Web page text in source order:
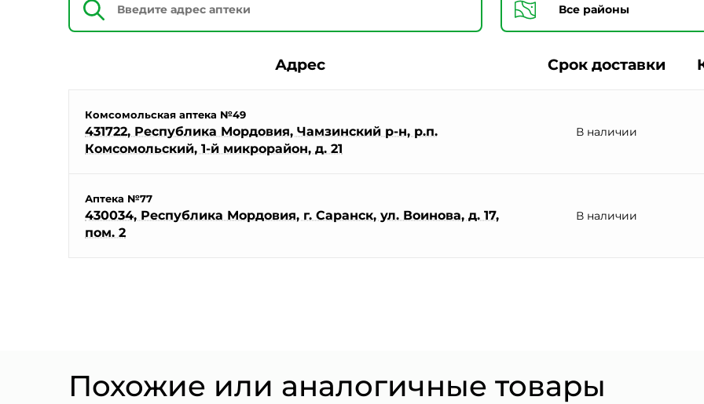
Адрес Срок доставки
Комсомольская аптека №49
431722, Республика Мордовия, Чамзинский р-н, р.п.
Комсомольский, 1-й микрорайон, д. 21
В наличии
Аптека №77
430034, Республика Мордовия, г. Саранск, ул. Воинова, д. 17,
пом. 2
В наличии
Похожие или аналогичные товары